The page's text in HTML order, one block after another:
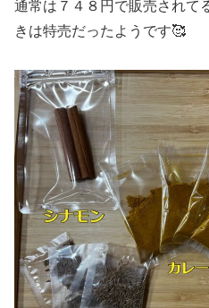
通常は７４８円で販売されて
きは特売だったようです🥰